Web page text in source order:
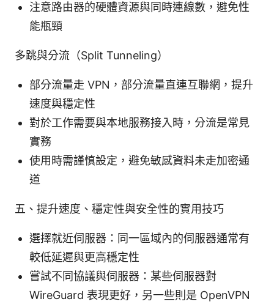
注意路由器的硬體資源與同時連線數，避免性
能瓶頸
多跳與分流（Split Tunneling）
部分流量走 VPN，部分流量直連互聯網，提升
速度與穩定性
對於工作需要與本地服務接入時，分流是常見
實務
使用時需謹慎設定，避免敏感資料未走加密通
道
五、提升速度、穩定性與安全性的實用技巧
選擇就近伺服器：同一區域內的伺服器通常有
較低延遲與更高穩定性
嘗試不同協議與伺服器：某些伺服器對
WireGuard 表現更好，另一些則是 OpenVPN